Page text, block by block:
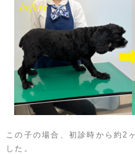
この子の場合、初診時から約2
した。